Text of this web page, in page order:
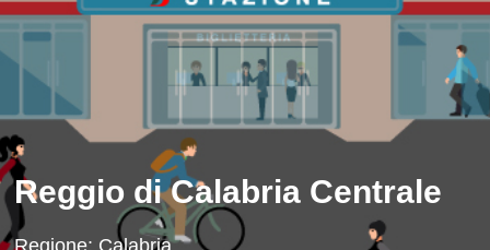
Reggio di Calabria Centrale
Regione: Calabria